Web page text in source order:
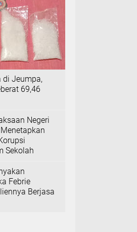
di Jeumpa,
69,46
Negeri
Sekolah
Febrie
Berjasa